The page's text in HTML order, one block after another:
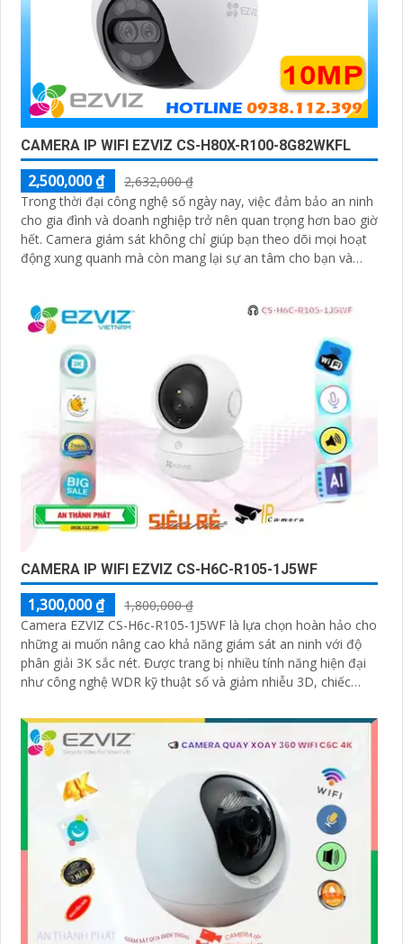
CAMERA IP WIFI EZVIZ CS-H80X-R100-8G82WKFL
2,500,000 ₫
2,632,000 ₫
Trong thời đại công nghệ số ngày nay, việc đảm bảo an ninh
cho gia đình và doanh nghiệp trở nên quan trọng hơn bao giờ
hết. Camera giám sát không chỉ giúp bạn theo dõi mọi hoạt
động xung quanh mà còn mang lại sự an tâm cho bạn và
CAMERA IP WIFI EZVIZ CS-H6C-R105-1J5WF
1,300,000 ₫
1,800,000 ₫
Camera EZVIZ CS-H6c-R105-1J5WF là lựa chọn hoàn hảo cho
những ai muốn nâng cao khả năng giám sát an ninh với độ
phân giải 3K sắc nét. Được trang bị nhiều tính năng hiện đại
như công nghệ WDR kỹ thuật số và giảm nhiễu 3D, chiếc
kiện ánh sáng